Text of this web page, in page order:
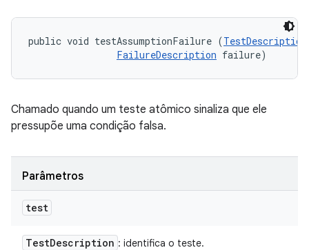
public void testAssumptionFailure (TestDescription
FailureDescription failure)
Chamado quando um teste atômico sinaliza que ele
pressupõe uma condição falsa.
Parâmetros
test
TestDescription : identifica o teste.